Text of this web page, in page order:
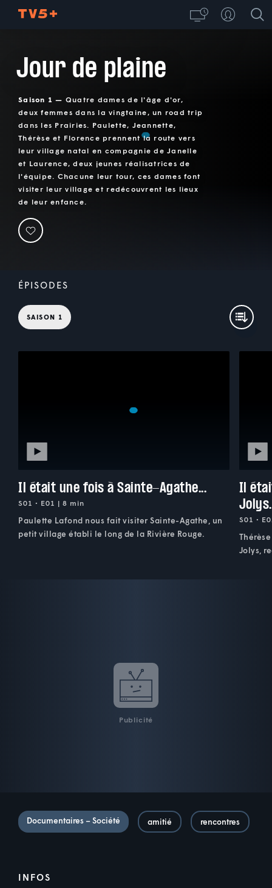
Jour de plaine
Saison 1 — Quatre dames de l'âge d'or,
deux femmes dans la vingtaine, un road trip
dans les Prairies. Paulette, Jeannette,
Thérèse et Florence prennent la route vers
leur village natal en compagnie de Janelle
et Laurence, deux jeunes réalisatrices de
l'équipe. Chacune leur tour, ces dames font
visiter leur village et redécouvrent les lieux
de leur enfance.
ÉPISODES
SAISON 1
Il était une fois à Sainte-Agathe...
S01 • E01 | 8 min
Paulette Lafond nous fait visiter Sainte-Agathe, un
petit village établi le long de la Rivière Rouge.
Il
S01 •
Jolys,
Publicité
Documentaires – Société amitié rencontres
INFOS